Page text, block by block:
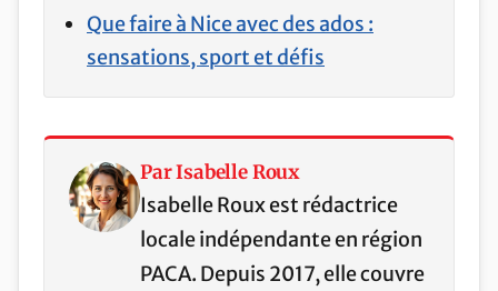
Que faire à Nice avec des ados :
sensations, sport et défis
Par Isabelle Roux
Isabelle Roux est rédactrice
locale indépendante en région
PACA. Depuis 2017, elle couvre